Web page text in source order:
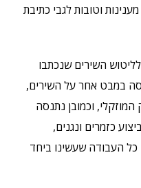
וטובות לגבי כתיבת
השירים שנכתבו
במבט אחר על השירים,
וכמובן נתנסה
כזמרים ונגנים,
העבודה שעשינו ביחד